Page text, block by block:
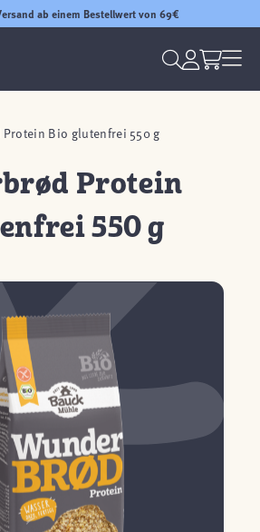
ab einem Bestellwert von 69€
Bio glutenfrei 550 g
Protein
550 g